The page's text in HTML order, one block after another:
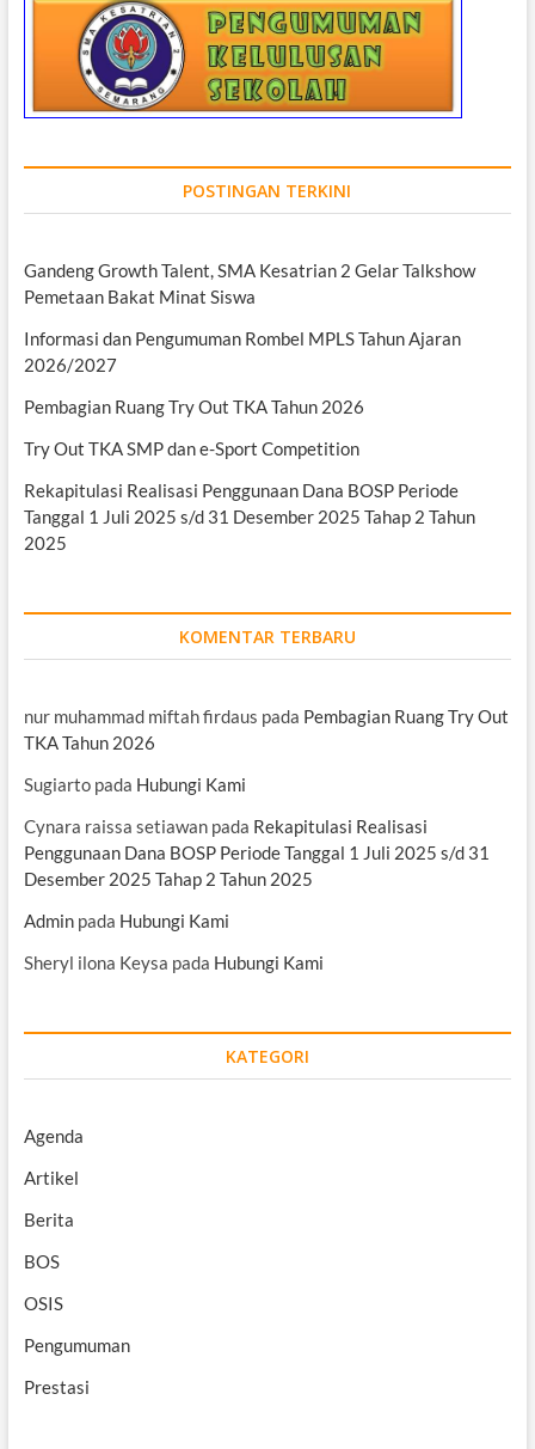
POSTINGAN TERKINI
Gandeng Growth Talent, SMA Kesatrian 2 Gelar Talkshow
Pemetaan Bakat Minat Siswa
Informasi dan Pengumuman Rombel MPLS Tahun Ajaran
2026/2027
Pembagian Ruang Try Out TKA Tahun 2026
Try Out TKA SMP dan e-Sport Competition
Rekapitulasi Realisasi Penggunaan Dana BOSP Periode
Tanggal 1 Juli 2025 s/d 31 Desember 2025 Tahap 2 Tahun
2025
KOMENTAR TERBARU
nur muhammad miftah firdaus pada Pembagian Ruang Try Out
TKA Tahun 2026
Sugiartopada Hubungi Kami
Cynara raissa setiawanpada Rekapitulasi Realisasi
Penggunaan Dana BOSP Periode Tanggal 1 Juli 2025 s/d 31
Desember 2025 Tahap 2 Tahun 2025
Adminpada Hubungi Kami
Sheryl ilona Keysa pada Hubungi Kami
KATEGORI
Agenda
Artikel
Berita
BOS
OSIS
Pengumuman
Prestasi